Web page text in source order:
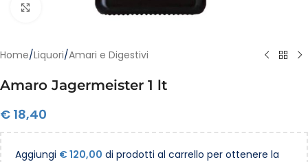
Clicca per ingrandire
Home/Liquori/Amari e Digestivi
Amaro Jagermeister 1 lt
€ 18,40
Aggiungi €120,00 di prodotti al carrello per ottenere la